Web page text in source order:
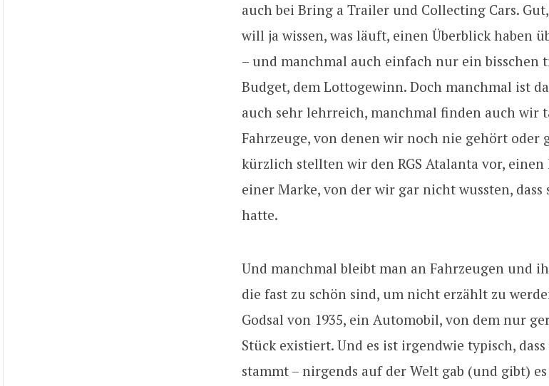
auch bei Bring a Trailer und Col­lecting Cars.
will ja wissen, was läuft, einen Überblick haben
– und manchmal auch einfach nur ein bisschen
Budget, dem Lottogewinn. Doch manchmal ist
auch sehr lehrreich, manchmal finden auch wir
Fahrzeuge, von denen wir noch nie gehört oder
kürzlich stellten wir den RGS Atalanta vor, einen
einer Marke, von der wir gar nicht wussten,
hatte.
Und manchmal bleibt man an Fahrzeugen und
die fast zu schön sind, um nicht erzählt zu
Godsal von 1935, ein Automobil, von dem nur
Stück existiert. Und es ist irgendwie typisch,
stammt – nirgends auf der Welt gab (und gibt)